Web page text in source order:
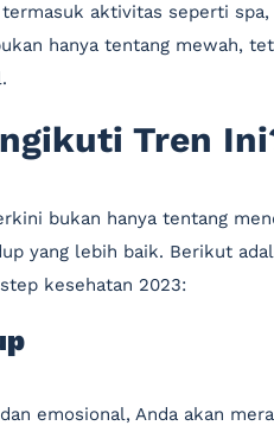
aktivitas seperti spa,
hanya tentang mewah,
Tren
bukan hanya tentang
yang lebih baik. Berikut
kesehatan 2023:
emosional, Anda akan